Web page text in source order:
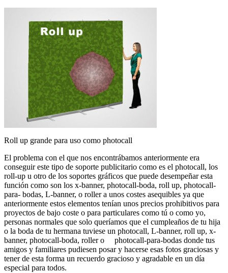
Roll up grande para uso como photocall
El problema con el que nos encontrábamos anteriormente era
conseguir este tipo de soporte publicitario como es el photocall, los
roll-up u otro de los soportes gráficos que puede desempeñar esta
función como son los x-banner, photocall-boda, roll up, photocall-
para- bodas, L-banner, o roller a unos costes asequibles ya que
anteriormente estos elementos tenían unos precios prohibitivos para
proyectos de bajo coste o para particulares como tú o como yo,
personas normales que solo queríamos que el cumpleaños de tu hija
o la boda de tu hermana tuviese un photocall, L-banner, roll up, x-
banner, photocall-boda, roller o photocall-para-bodas donde tus
amigos y familiares pudiesen posar y hacerse esas fotos graciosas y
tener de esta forma un recuerdo gracioso y agradable en un día
especial para todos.